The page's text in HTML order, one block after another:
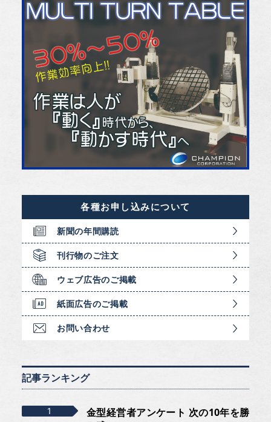
各種お申し込みについて
新聞の年間購読
刊行物のご注文
ウェブ広告のご掲載
紙面広告のご掲載
お問い合わせ
記事ランキング
金型経営者アンケート 次の10年を勝